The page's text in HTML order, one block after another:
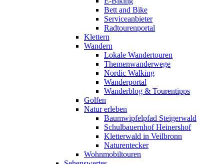
Bett and Bike
Serviceanbieter
Radtourenportal
Klettern
Wandern
Lokale Wandertouren
Themenwanderwege
Nordic Walking
Wanderportal
Wanderblog & Tourentipps
Golfen
Natur erleben
Baumwipfelpfad Steigerwald
Schulbauernhof Heinershof
Kletterwald in Veilbronn
Naturentecker
Wohnmobiltouren